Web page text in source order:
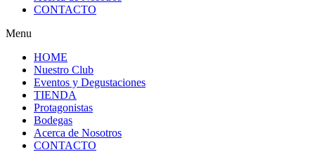
CONTACTO
Menu
HOME
Nuestro Club
Eventos y Degustaciones
TIENDA
Protagonistas
Bodegas
Acerca de Nosotros
CONTACTO